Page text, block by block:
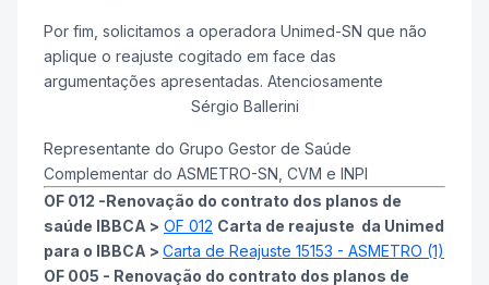
Por fim, solicitamos a operadora Unimed-SN que não
aplique o reajuste cogitado em face das
argumentações apresentadas. Atenciosamente
Sérgio Ballerini
Representante do Grupo Gestor de Saúde
Complementar do ASMETRO-SN, CVM e INPI
OF 012 -Renovação do contrato dos planos de
saúde IBBCA > OF 012 Carta de reajuste da Unimed
para o IBBCA > Carta de Reajuste 15153 - ASMETRO (1)
OF 005 - Renovação do contrato dos planos de